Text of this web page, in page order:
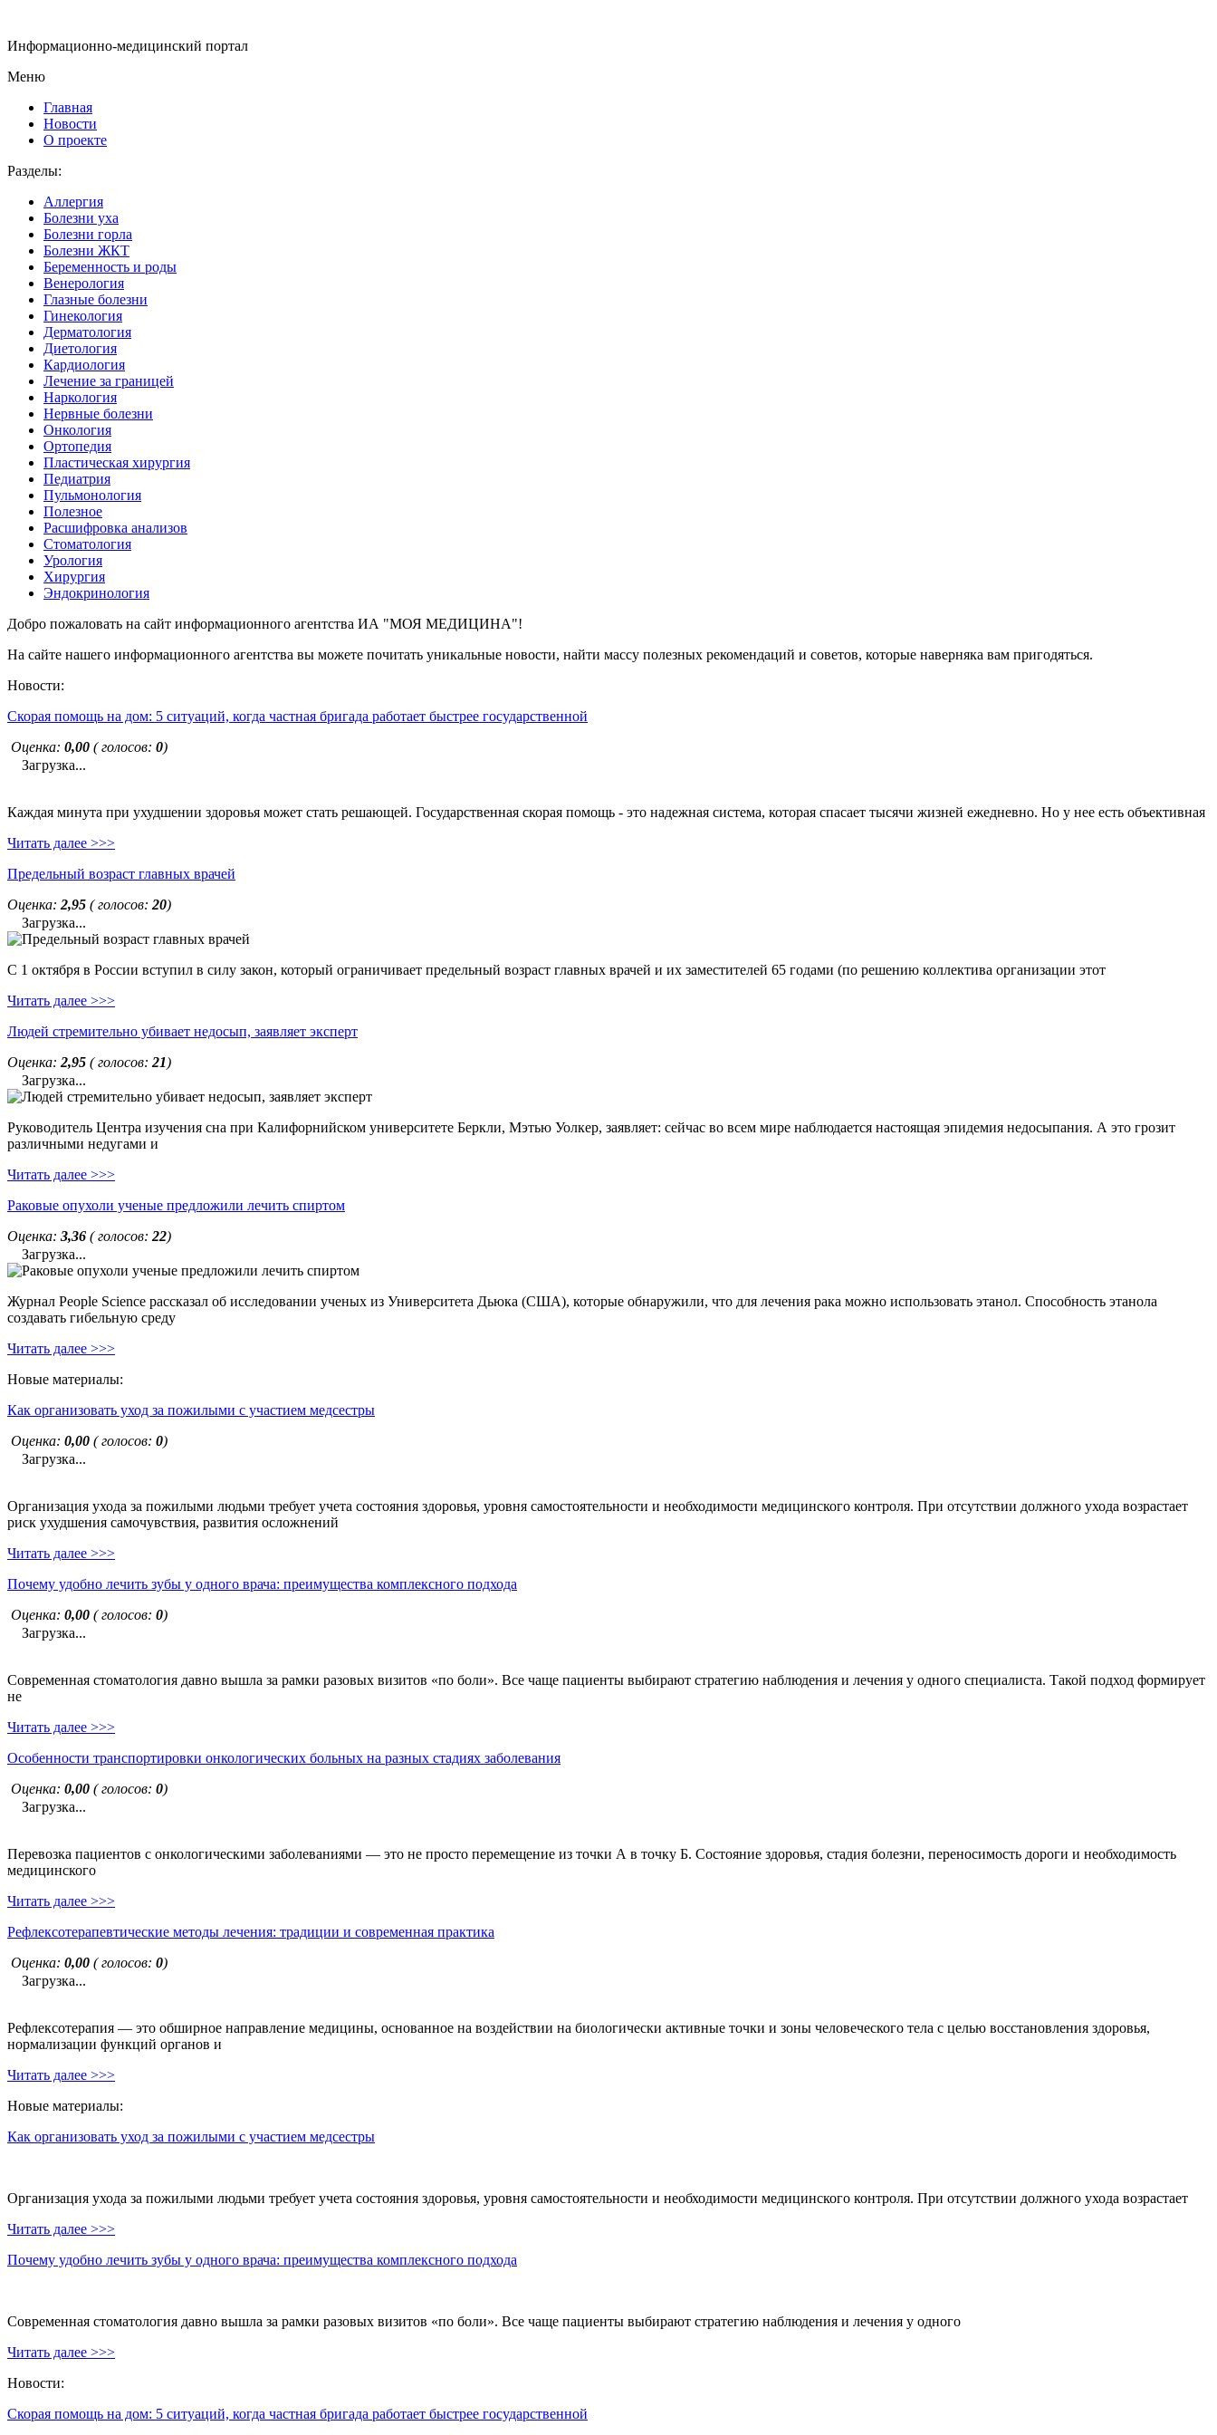
Информационно-медицинский портал
Меню
Главная
Новости
О проекте
Разделы:
Аллергия
Болезни уха
Болезни горла
Болезни ЖКТ
Беременность и роды
Венерология
Глазные болезни
Гинекология
Дерматология
Диетология
Кардиология
Лечение за границей
Наркология
Нервные болезни
Онкология
Ортопедия
Пластическая хирургия
Педиатрия
Пульмонология
Полезное
Расшифровка анализов
Стоматология
Урология
Хирургия
Эндокринология
Добро пожаловать на сайт информационного агентства ИА "МОЯ МЕДИЦИНА"!
На сайте нашего информационного агентства вы можете почитать уникальные новости, найти массу полезных рекомендаций и советов, которые наверняка вам пригодяться.
Новости:
Скорая помощь на дом: 5 ситуаций, когда частная бригада работает быстрее государственной
Оценка: 0,00 ( голосов: 0)
Загрузка...
Каждая минута при ухудшении здоровья может стать решающей. Государственная скорая помощь - это надежная система, которая спасает тысячи жизней ежедневно. Но у нее есть объективная
Читать далее >>>
Предельный возраст главных врачей
Оценка: 2,95 ( голосов: 20)
Загрузка...
С 1 октября в России вступил в силу закон, который ограничивает предельный возраст главных врачей и их заместителей 65 годами (по решению коллектива организации этот
Читать далее >>>
Людей стремительно убивает недосып, заявляет эксперт
Оценка: 2,95 ( голосов: 21)
Загрузка...
Руководитель Центра изучения сна при Калифорнийском университете Беркли, Мэтью Уолкер, заявляет: сейчас во всем мире наблюдается настоящая эпидемия недосыпания. А это грозит
различными недугами и
Читать далее >>>
Раковые опухоли ученые предложили лечить спиртом
Оценка: 3,36 ( голосов: 22)
Загрузка...
Журнал People Science рассказал об исследовании ученых из Университета Дьюка (США), которые обнаружили, что для лечения рака можно использовать этанол. Способность этанола
создавать гибельную среду
Читать далее >>>
Новые материалы:
Как организовать уход за пожилыми с участием медсестры
Оценка: 0,00 ( голосов: 0)
Загрузка...
Организация ухода за пожилыми людьми требует учета состояния здоровья, уровня самостоятельности и необходимости медицинского контроля. При отсутствии должного ухода возрастает
риск ухудшения самочувствия, развития осложнений
Читать далее >>>
Почему удобно лечить зубы у одного врача: преимущества комплексного подхода
Оценка: 0,00 ( голосов: 0)
Загрузка...
Современная стоматология давно вышла за рамки разовых визитов «по боли». Все чаще пациенты выбирают стратегию наблюдения и лечения у одного специалиста. Такой подход формирует
не
Читать далее >>>
Особенности транспортировки онкологических больных на разных стадиях заболевания
Оценка: 0,00 ( голосов: 0)
Загрузка...
Перевозка пациентов с онкологическими заболеваниями — это не просто перемещение из точки А в точку Б. Состояние здоровья, стадия болезни, переносимость дороги и необходимость
медицинского
Читать далее >>>
Рефлексотерапевтические методы лечения: традиции и современная практика
Оценка: 0,00 ( голосов: 0)
Загрузка...
Рефлексотерапия — это обширное направление медицины, основанное на воздействии на биологически активные точки и зоны человеческого тела с целью восстановления здоровья,
нормализации функций органов и
Читать далее >>>
Новые материалы:
Как организовать уход за пожилыми с участием медсестры
Организация ухода за пожилыми людьми требует учета состояния здоровья, уровня самостоятельности и необходимости медицинского контроля. При отсутствии должного ухода возрастает
Читать далее >>>
Почему удобно лечить зубы у одного врача: преимущества комплексного подхода
Современная стоматология давно вышла за рамки разовых визитов «по боли». Все чаще пациенты выбирают стратегию наблюдения и лечения у одного
Читать далее >>>
Новости:
Скорая помощь на дом: 5 ситуаций, когда частная бригада работает быстрее государственной